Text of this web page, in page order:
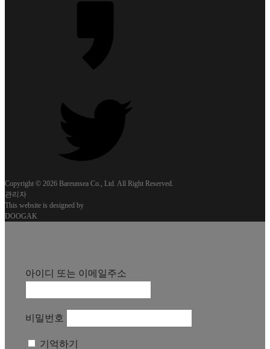
Copyright © 2026 Bareunsea Co., Ltd. All Right Reserved.
관리자
This website is designed by
DOOGAK
아이디 또는 이메일주소
비밀번호
기억하기